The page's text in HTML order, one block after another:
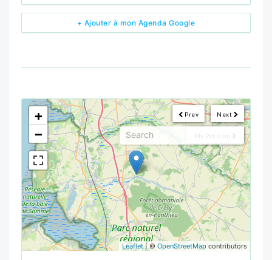
+ Ajouter à mon Agenda Google
Next
Prev
My Position
<!---->
+
−
Leaflet | © OpenStreetMap contributors